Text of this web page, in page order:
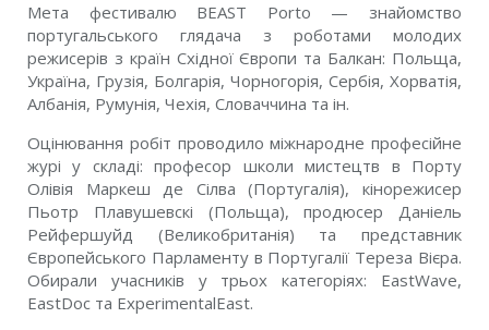
Мета фестивалю BEAST Porto — знайомство
португальського глядача з роботами молодих
режисерів з країн Східної Європи та Балкан: Польща,
Україна, Грузія, Болгарія, Чорногорія, Сербія, Хорватія,
Албанія, Румунія, Чехія, Словаччина та ін.
Оцінювання робіт проводило міжнародне професійне
журі у складі: професор школи мистецтв в Порту
Олівія Маркеш де Сілва (Португалія), кінорежисер
Пьотр Плавушевскі (Польща), продюсер Даніель
Рейфершуйд (Великобританія) та представник
Європейського Парламенту в Португалії Тереза Вієра.
Обирали учасників у трьох категоріях: EastWave,
EastDoc та ExperimentalEast.